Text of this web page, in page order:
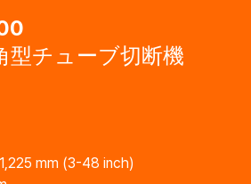
型チューブ切断機
mm (3-48 inch)